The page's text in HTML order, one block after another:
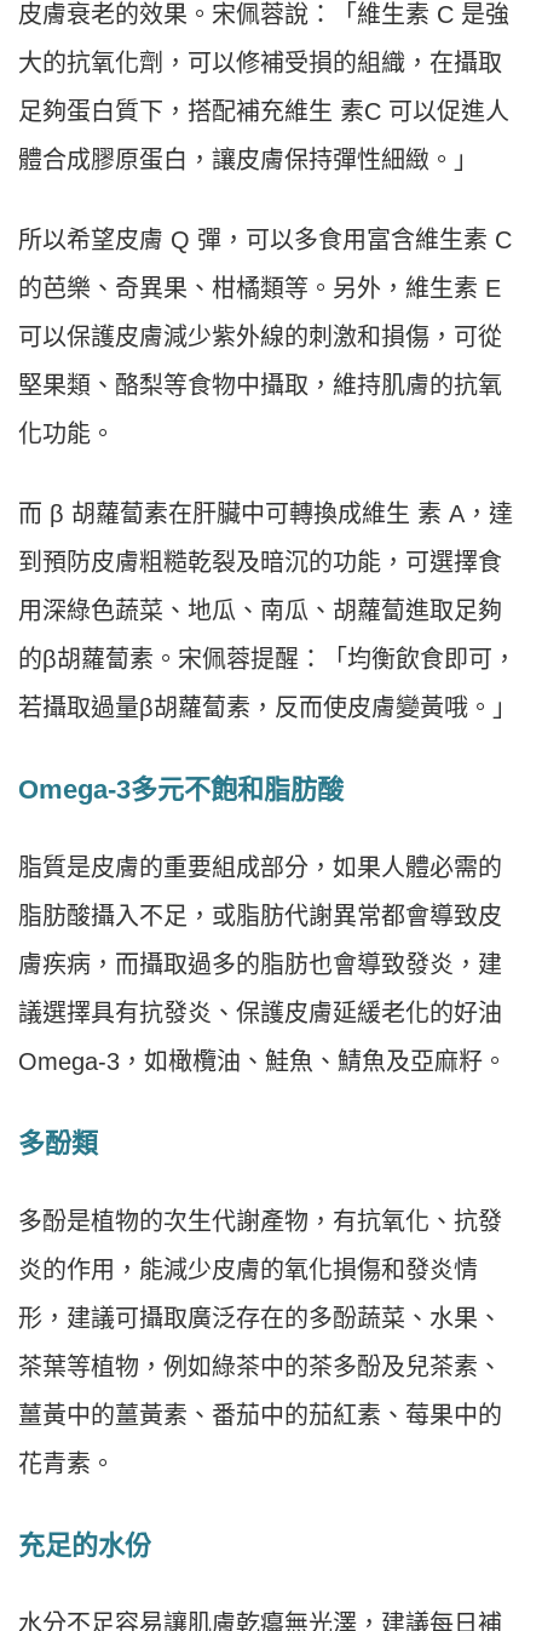
皮膚衰老的效果。宋佩蓉說：「維生素 C 是強
大的抗氧化劑，可以修補受損的組織，在攝取
足夠蛋白質下，搭配補充維生 素C 可以促進人
體合成膠原蛋白，讓皮膚保持彈性細緻。」
所以希望皮膚 Q 彈，可以多食用富含維生素 C
的芭樂、奇異果、柑橘類等。另外，維生素 E
可以保護皮膚減少紫外線的刺激和損傷，可從
堅果類、酪梨等食物中攝取，維持肌膚的抗氧
化功能。
而 β 胡蘿蔔素在肝臟中可轉換成維生 素 A，達
到預防皮膚粗糙乾裂及暗沉的功能，可選擇食
用深綠色蔬菜、地瓜、南瓜、胡蘿蔔進取足夠
的β胡蘿蔔素。宋佩蓉提醒：「均衡飲食即可，
若攝取過量β胡蘿蔔素，反而使皮膚變黃哦。」
Omega-3多元不飽和脂肪酸
脂質是皮膚的重要組成部分，如果人體必需的
脂肪酸攝入不足，或脂肪代謝異常都會導致皮
膚疾病，而攝取過多的脂肪也會導致發炎，建
議選擇具有抗發炎、保護皮膚延緩老化的好油
Omega-3，如橄欖油、鮭魚、鯖魚及亞麻籽。
多酚類
多酚是植物的次生代謝產物，有抗氧化、抗發
炎的作用，能減少皮膚的氧化損傷和發炎情
形，建議可攝取廣泛存在的多酚蔬菜、水果、
茶葉等植物，例如綠茶中的茶多酚及兒茶素、
薑黃中的薑黃素、番茄中的茄紅素、莓果中的
花青素。
充足的水份
水分不足容易讓肌膚乾癟無光澤，建議每日補